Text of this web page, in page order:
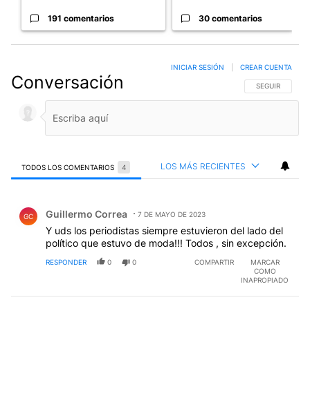
191 comentarios 30 comentarios
Conversación SIGA ESTA
SEGUIR
INICIAR SESIÓN CREAR CUENTA
TODOS LOS COMENTARIOS 4 LOS MÁS RECIENTES
GC Guillermo Correa 7 DE MAYO DE 2023
Y uds los periodistas siempre estuvieron del lado del
político que estuvo de moda!!! Todos , sin excepción.
RESPONDER 0 0 COMPARTIR
MARCAR
COMO
INAPROPIADO